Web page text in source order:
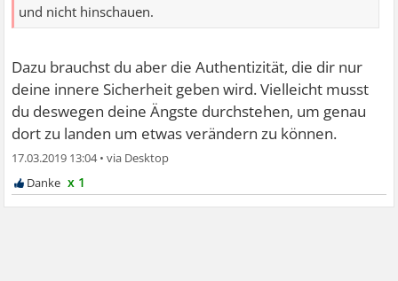
und nicht hinschauen.
Dazu brauchst du aber die Authentizität, die dir nur
deine innere Sicherheit geben wird. Vielleicht musst
du deswegen deine Ängste durchstehen, um genau
dort zu landen um etwas verändern zu können.
17.03.2019 13:04•
x 1